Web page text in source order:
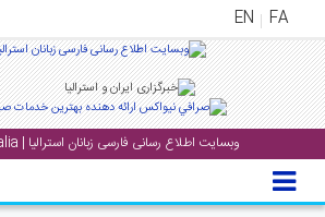
FA
EN
وبسایت اطلاع رسانی فارسی زبانان استرالیا | Voice Of Australia
منوی
اصلی